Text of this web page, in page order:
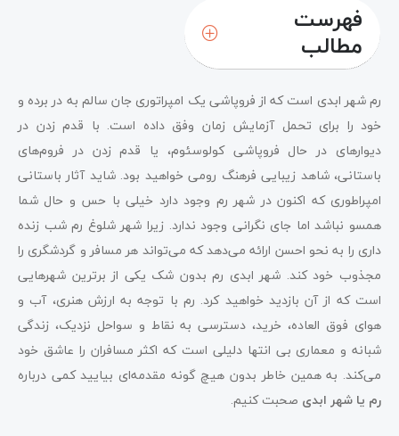
فهرست
مطالب
رم شهر ابدی است که از فروپاشی یک امپراتوری جان سالم به در برده و
خود را برای تحمل آزمایش زمان وفق داده است. با قدم زدن در
دیوارهای در حال فروپاشی کولوسئوم، یا قدم زدن در فروم‌های
باستانی، شاهد زیبایی فرهنگ رومی خواهید بود. شاید آثار باستانی
امپراطوری که اکنون در شهر رم وجود دارد خیلی با حس و حال شما
همسو نباشد اما جای نگرانی وجود ندارد. زیرا شهر شلوغ رم شب زنده
داری را به نحو احسن ارائه می‌دهد که می‌تواند هر مسافر و گردشگری را
مجذوب خود کند. شهر ابدی رم بدون شک یکی از برترین شهرهایی
است که از آن بازدید خواهید کرد. رم با توجه به ارزش هنری، آب و
هوای فوق العاده، خرید، دسترسی به نقاط و سواحل نزدیک، زندگی
شبانه و معماری بی انتها دلیلی است که اکثر مسافران را عاشق خود
می‌کند. به همین خاطر بدون هیچ گونه مقدمه‌ای بیایید کمی درباره
رم یا شهر ابدی صحبت کنیم.